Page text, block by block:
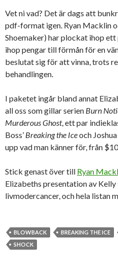
Vet ni vad? Det är dags att
pdf-format igen. Ryan Macklin
Shoemaker) har plockat ihop
ihop pengar till förmån för en
beslutat sig för att vinna, trots
behandlingen.
I paketet ingår bland annat
all oss som gillar serien Burn
Murderous Ghost, ett par
Boss’ Breaking the Iceoch
upp vad man känner för, från
Stick genast över till Ryan
Elizabeths presentation av
livmodercancer, och hela listan
BLOWBACK BREAKING THE ICE
SHOCK